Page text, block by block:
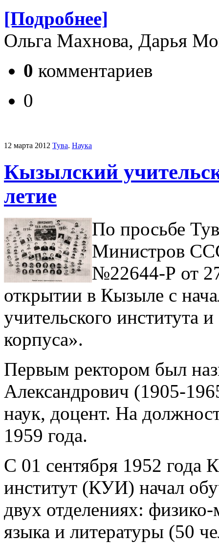
[Подробнее]
Ольга Махнова, Дарья
0 комментариев
0
12 марта 2012 Тува. Наука
Кызылский
летие
По просьбе
Министров
№22644-Р от
открытии в Кызыле с
учительского института
корпуса».
Первым ректором был
Александрович (1905-
наук, доцент. На
1959 года.
С 01 сентября 1952 года
институт (КУИ) начал
двух отделениях:
языка и литературы (50